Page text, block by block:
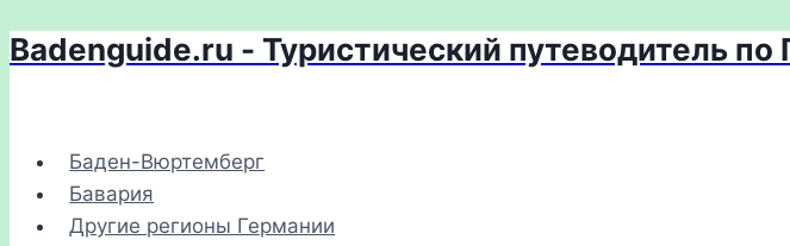
Перейти
Badenguide.ru - Туристический путеводитель
Баден-Вюртемберг
Бавария
Другие регионы Германии